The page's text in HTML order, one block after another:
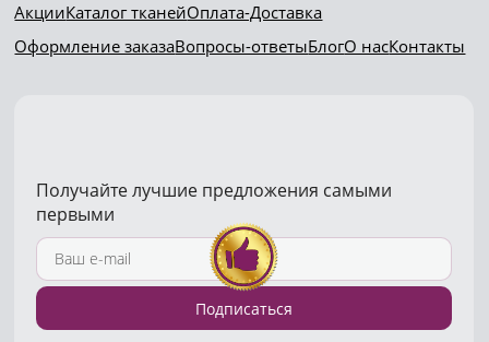
АкцииКаталог тканейОплата-Доставка
Оформление заказаВопросы-ответыБлогО насКонтакты
Получайте лучшие предложения самыми
первыми
Подписаться